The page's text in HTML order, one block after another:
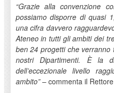
“Grazie alla convenzione
possiamo disporre di quasi
una cifra davvero
Ateneo in tutti gli ambiti dei
ben 24 progetti che
nostri Dipartimenti. È la
dell’eccezionale livello
ambito”– commenta il Rettore